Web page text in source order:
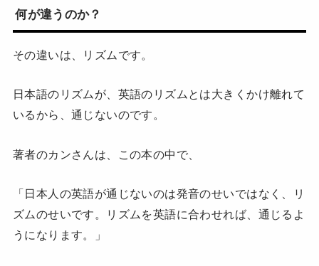
何が違うのか？
その違いは、リズムです。
日本語のリズムが、英語のリズムとは大きくかけ離れて
いるから、通じないのです。
著者のカンさんは、この本の中で、
「日本人の英語が通じないのは発音のせいではなく、リ
ズムのせいです。リズムを英語に合わせれば、通じるよ
うになります。」